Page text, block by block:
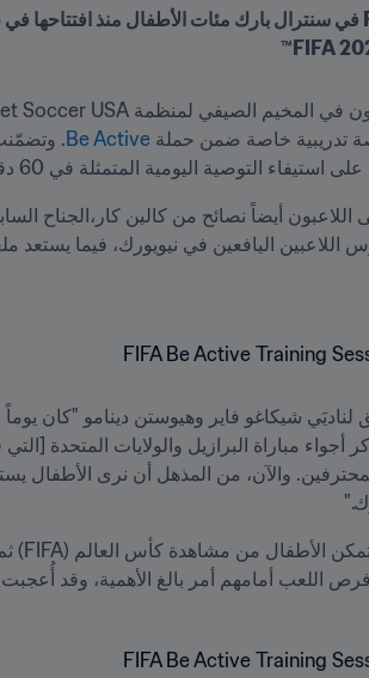
خاصة ضمن حملة Be Active
اليافعين في نيويورك، فيما يستعد
اللعب أمامهم أمر بالغ الأهمية، وقد أُعجبت